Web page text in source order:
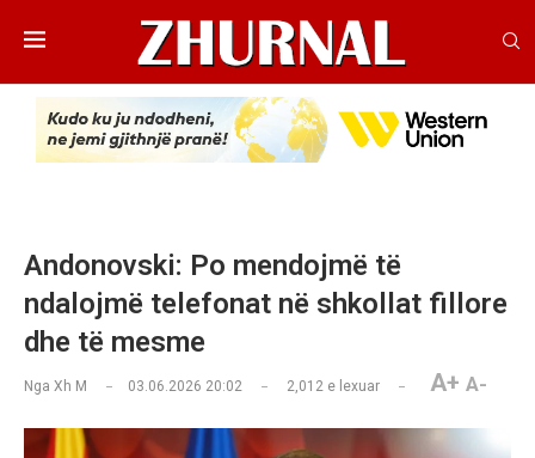
Andonovski: Po mendojmë të
ndalojmë telefonat në shkollat fillore
dhe të mesme
Nga Xh M 03.06.2026 20:02 2,012 e lexuar A+ A-